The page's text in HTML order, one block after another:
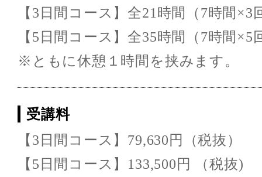
【3日間コース】全21時間（7時間×3
【5日間コース】全35時間（7時間×5
※ともに休憩１時間を挟みます。
受講料
【3日間コース】79,630円（税抜）
【5日間コース】133,500円 （税抜)